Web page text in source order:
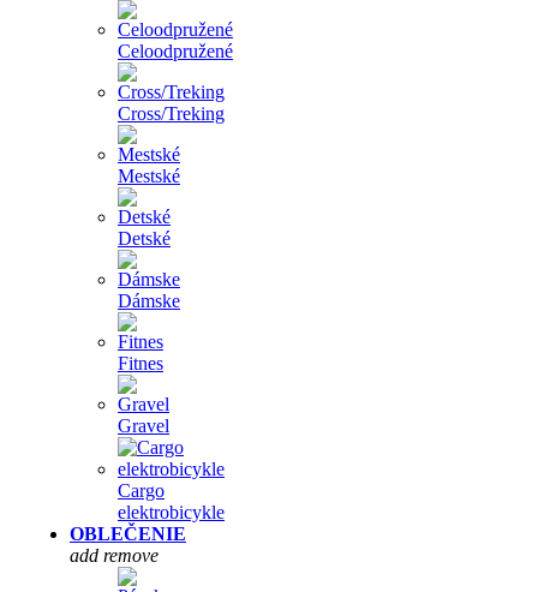
Celoodpružené
Cross/Treking
Mestské
Detské
Dámske
Fitnes
Gravel
Cargo
elektrobicykle
OBLEČENIE
add remove